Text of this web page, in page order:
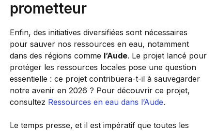
prometteur
Enfin, des initiatives diversifiées sont nécessaires
pour sauver nos ressources en eau, notamment
dans des régions comme l’Aude. Le projet lancé pour
protéger les ressources locales pose une question
essentielle : ce projet contribuera-t-il à sauvegarder
notre avenir en 2026 ? Pour découvrir ce projet,
consultez Ressources en eau dans l’Aude.
Le temps presse, et il est impératif que toutes les